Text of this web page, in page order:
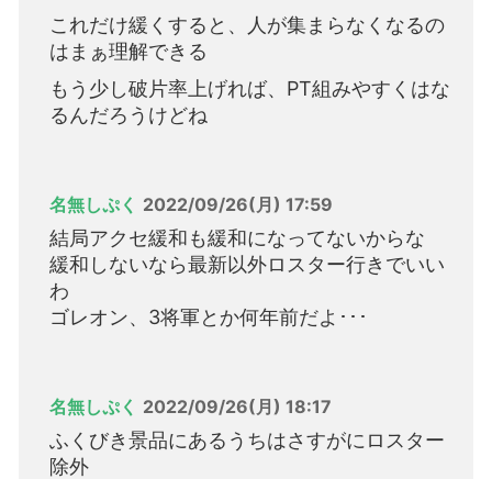
これだけ緩くすると、人が集まらなくなるの
はまぁ理解できる
もう少し破片率上げれば、PT組みやすくはな
るんだろうけどね
名無しぷく 2022/09/26(月) 17:59
結局アクセ緩和も緩和になってないからな
緩和しないなら最新以外ロスター行きでいい
わ
ゴレオン、3将軍とか何年前だよ･･･
名無しぷく 2022/09/26(月) 18:17
ふくびき景品にあるうちはさすがにロスター
除外